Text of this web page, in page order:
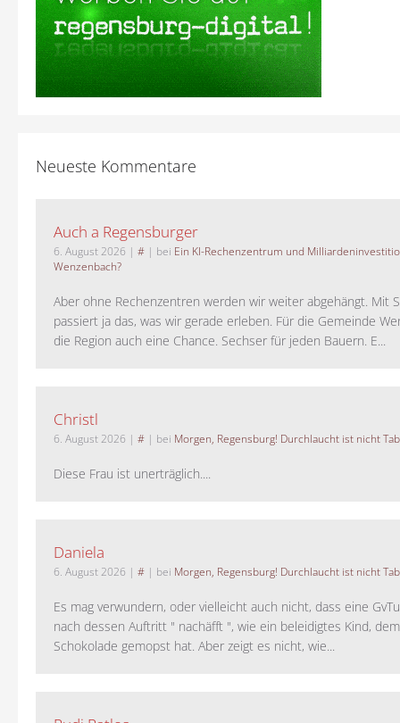
Neueste Kommentare
Auch a Regensburger
6. August 2026 | # | bei Ein KI-Rechenzentrum und
Wenzenbach?
Aber ohne Rechenzentren werden wir weiter abgehängt. Mit
passiert ja das, was wir gerade erleben. Für die Gemeinde
die Region auch eine Chance. Sechser für jeden Bauern. E...
Christl
6. August 2026 | # | bei Morgen, Regensburg! Durchlaucht ist nicht
Diese Frau ist unerträglich....
Daniela
6. August 2026 | # | bei Morgen, Regensburg! Durchlaucht ist nicht
Es mag verwundern, oder vielleicht auch nicht, dass eine
nach dessen Auftritt " nachäfft ", wie ein beleidigtes Kind,
Schokolade gemopst hat. Aber zeigt es nicht, wie...